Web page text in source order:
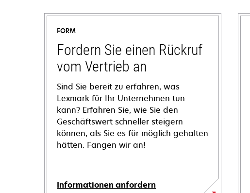
FORM
Fordern Sie einen Rückruf
vom Vertrieb an
Sind Sie bereit zu erfahren, was
Lexmark für Ihr Unternehmen tun
kann? Erfahren Sie, wie Sie den
Geschäftswert schneller steigern
können, als Sie es für möglich gehalten
hätten. Fangen wir an!
Informationen anfordern